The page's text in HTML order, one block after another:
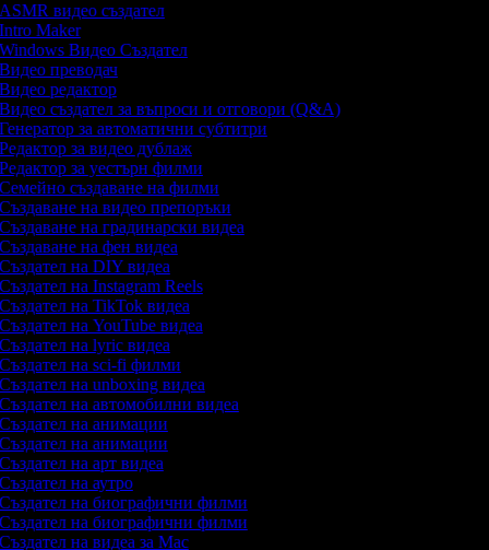
видео създател
Maker
Видео Създател
преводач
редактор
създател за въпроси и отговори (Q&A)
за автоматични субтитри
за видео дублаж
за уестърн филми
създаване на филми
на видео препоръки
на градинарски видеа
на фен видеа
на DIY видеа
на Instagram Reels
на TikTok видеа
на YouTube видеа
на lyric видеа
на sci-fi филми
на unboxing видеа
на автомобилни видеа
на анимации
на анимации
на арт видеа
на аутро
на биографични филми
на биографични филми
на видеа за Mac